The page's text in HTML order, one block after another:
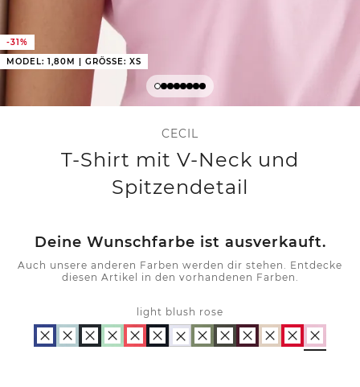
-31%
MODEL: 1,80M | GRÖSSE: XS
CECIL
T-Shirt mit V-Neck und
Spitzendetail
Deine Wunschfarbe ist ausverkauft.
Auch unsere anderen Farben werden dir stehen. Entdecke
diesen Artikel in den vorhandenen Farben.
light blush rose